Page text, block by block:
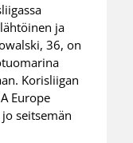
ja
36, on
Korisliigan
Europe
seitsemän